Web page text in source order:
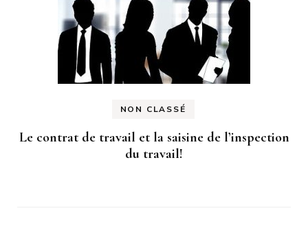
NON CLASSÉ
Le contrat de travail et la saisine de l’inspection
du travail!